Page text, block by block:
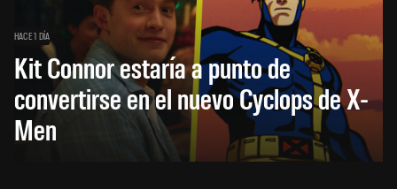
HACE 1 DÍA
Kit Connor estaría a punto de
convertirse en el nuevo Cyclops de X-
Men